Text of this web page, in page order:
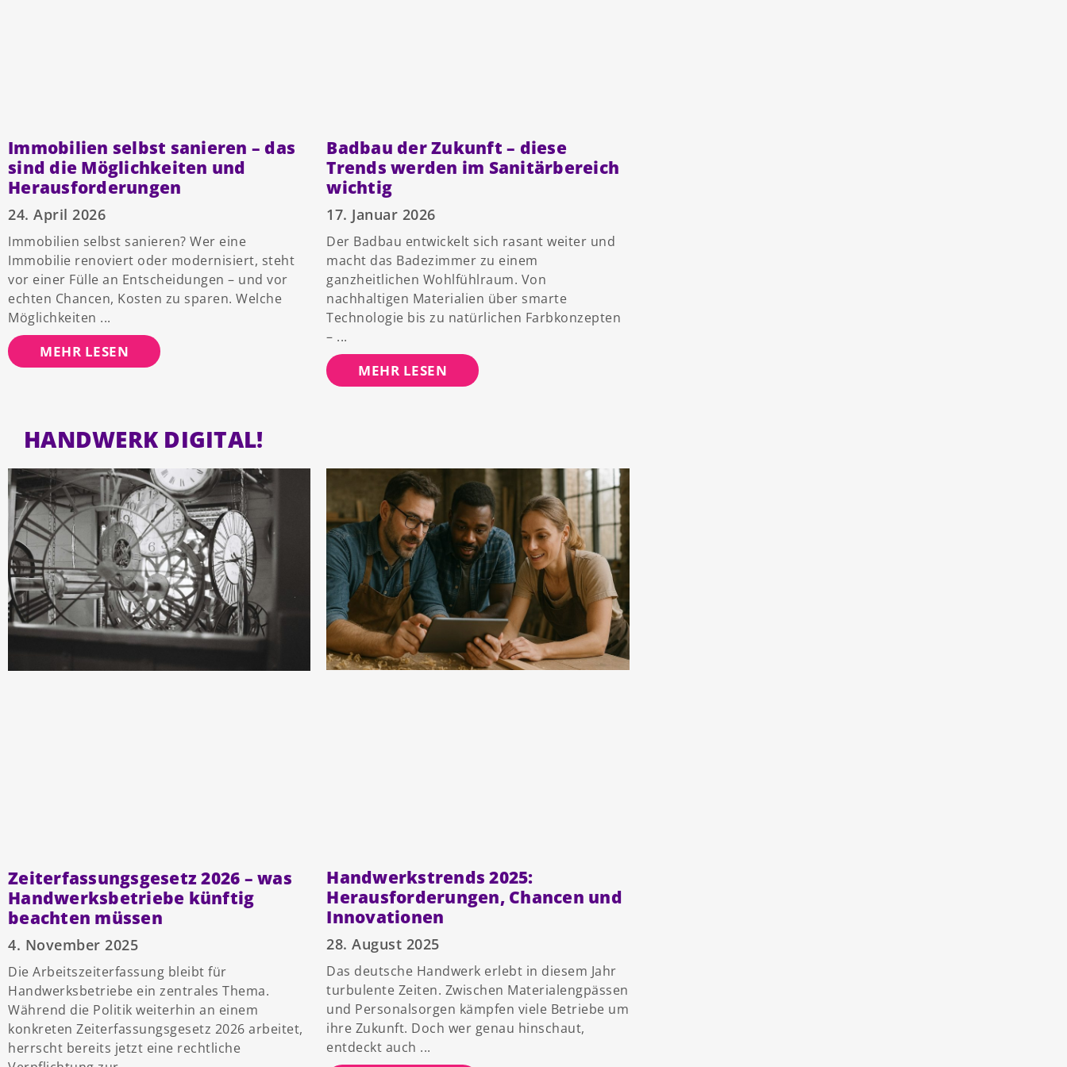
Immobilien selbst sanieren – das
sind die Möglichkeiten und
Herausforderungen
24. April 2026
Immobilien selbst sanieren? Wer eine
Immobilie renoviert oder modernisiert, steht
vor einer Fülle an Entscheidungen – und vor
echten Chancen, Kosten zu sparen. Welche
Möglichkeiten
MEHR LESEN
Badbau der Zukunft – diese
Trends werden im Sanitärbereich
wichtig
17. Januar 2026
Der Badbau entwickelt sich rasant weiter und
macht das Badezimmer zu einem
ganzheitlichen Wohlfühlraum. Von
nachhaltigen Materialien über smarte
Technologie bis zu natürlichen Farbkonzepten
–
MEHR LESEN
HANDWERK DIGITAL!
Zeiterfassungsgesetz 2026 – was
Handwerksbetriebe künftig
beachten müssen
4. November 2025
Die Arbeitszeiterfassung bleibt für
Handwerksbetriebe ein zentrales Thema.
Während die Politik weiterhin an einem
konkreten Zeiterfassungsgesetz 2026 arbeitet,
herrscht bereits jetzt eine rechtliche
Handwerkstrends 2025:
Herausforderungen, Chancen und
Innovationen
28. August 2025
Das deutsche Handwerk erlebt in diesem Jahr
turbulente Zeiten. Zwischen Materialengpässen
und Personalsorgen kämpfen viele Betriebe um
ihre Zukunft. Doch wer genau hinschaut,
entdeckt auch